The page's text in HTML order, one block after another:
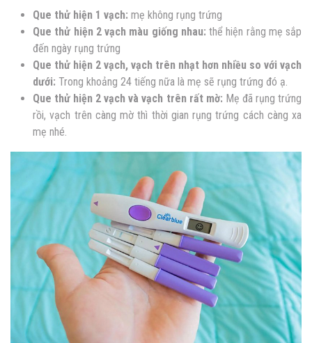
Que thử hiện 1 vạch: mẹ không rụng trứng
Que thử hiện 2 vạch màu giống nhau: thể hiện rằng mẹ sắp
đến ngày rụng trứng
Que thử hiện 2 vạch, vạch trên nhạt hơn nhiều so với vạch
dưới: Trong khoảng 24 tiếng nữa là mẹ sẽ rụng trứng đó ạ.
Que thử hiện 2 vạch và vạch trên rất mờ: Mẹ đã rụng trứng
rồi, vạch trên càng mờ thì thời gian rụng trứng cách càng xa
mẹ nhé.